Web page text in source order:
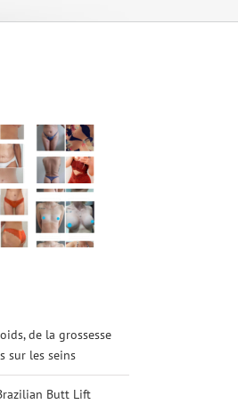
de la grossesse
sur les seins
Butt Lift